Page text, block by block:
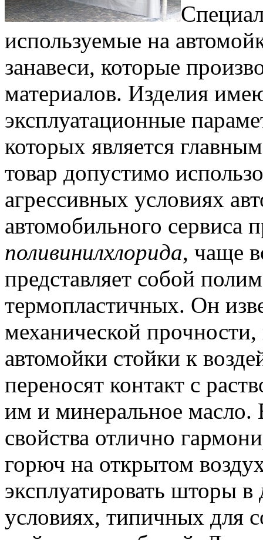
используемые на
занавеси, которые
материалов. Изделия
эксплуатационные
которых является
товар допустимо
агрессивных условиях
автомобильного сервиса
поливинилхлорида, чаще
представляет собой
термопластичных. Он
механической
автомойки стойки к
переносят контакт с
им и минеральное масло.
свойства отлично
горюч на открытом
эксплуатировать шторы в
условиях, типичных для